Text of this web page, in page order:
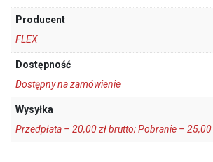
Producent
FLEX
Dostępność
Dostępny na zamówienie
Wysyłka
Przedpłata – 20,00 zł brutto; Pobranie – 25,00